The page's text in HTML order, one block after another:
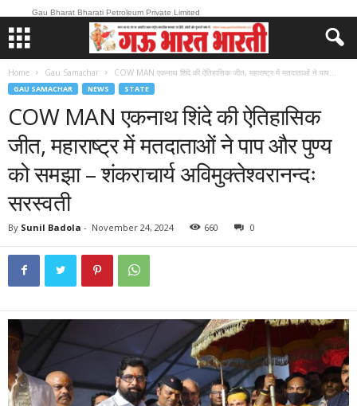
Gau Bharat Bharati Petroleum Private Limited
Home Gau Samachar COW MAN एकनाथ शिंदे की ऐतिहासिक जीत, महाराष्ट्र में मतदाताओं ने पाप...
GAU SAMACHAR NEWS STATE
COW MAN एकनाथ शिंदे की ऐतिहासिक
जीत, महाराष्ट्र में मतदाताओं ने पाप और पुण्य
को समझा – शंकराचार्य अविमुक्तेश्वरानन्दः
सरस्वती
By Sunil Badola - November 24, 2024 660 0